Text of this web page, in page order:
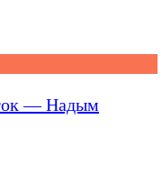
— Надым